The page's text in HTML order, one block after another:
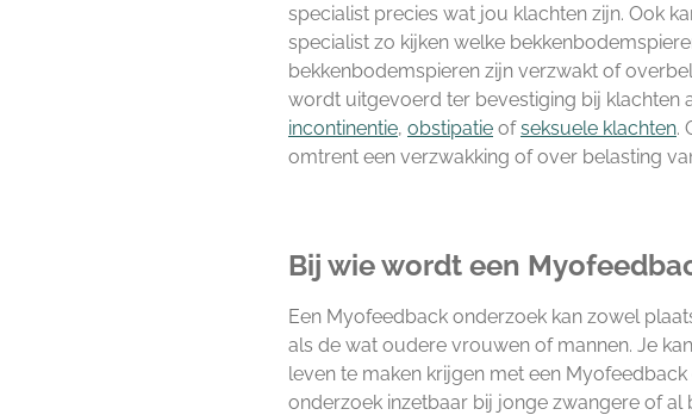
specialist precies wat jou klachten zijn. Ook
specialist zo kijken welke
bekkenbodemspieren zijn verzwakt of
wordt uitgevoerd ter bevestiging bij klachten
incontinentie, obstipatie ofseksuele klachten.
omtrent een verzwakking of over belasting
Bij wie wordt een
Een Myofeedback onderzoek kan zowel
als de wat oudere vrouwen of mannen. Je
leven te maken krijgen met een
onderzoek inzetbaar bij jonge zwangere of